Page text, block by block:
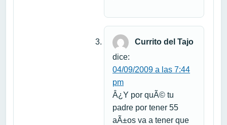
Currito del Tajo
dice:
04/09/2009 a las 7:44
pm
Â¿Y por quÃ© tu
padre por tener 55
aÃ±os va a tener que